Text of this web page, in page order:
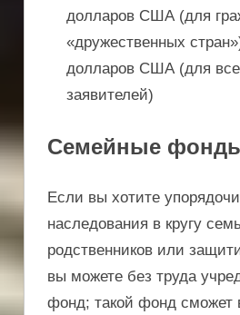
долларов США (для
«дружественных
долларов США (для
заявителей)
Семейные
Если вы хотите
наследования в кругу
родственников или
вы можете без труда
фонд; такой фонд сможет